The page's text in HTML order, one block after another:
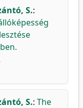
S.:
S.: The